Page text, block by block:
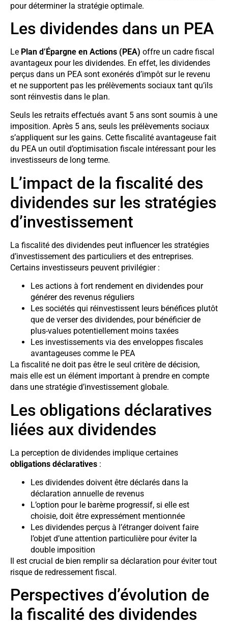
pour déterminer la stratégie optimale.
Les dividendes dans un PEA
Le Plan d’Épargne en Actions (PEA) offre un cadre fiscal
avantageux pour les dividendes. En effet, les dividendes
perçus dans un PEA sont exonérés d’impôt sur le revenu
et ne supportent pas les prélèvements sociaux tant qu’ils
sont réinvestis dans le plan.
Seuls les retraits effectués avant 5 ans sont soumis à une
imposition. Après 5 ans, seuls les prélèvements sociaux
s’appliquent sur les gains. Cette fiscalité avantageuse fait
du PEA un outil d’optimisation fiscale intéressant pour les
investisseurs de long terme.
L’impact de la fiscalité des
dividendes sur les stratégies
d’investissement
La fiscalité des dividendes peut influencer les stratégies
d’investissement des particuliers et des entreprises.
Certains investisseurs peuvent privilégier :
Les actions à fort rendement en dividendes pour
générer des revenus réguliers
Les sociétés qui réinvestissent leurs bénéfices plutôt
que de verser des dividendes, pour bénéficier de
plus-values potentiellement moins taxées
Les investissements via des enveloppes fiscales
avantageuses comme le PEA
La fiscalité ne doit pas être le seul critère de décision,
mais elle est un élément important à prendre en compte
dans une stratégie d’investissement globale.
Les obligations déclaratives
liées aux dividendes
La perception de dividendes implique certaines
obligations déclaratives :
Les dividendes doivent être déclarés dans la
déclaration annuelle de revenus
L’option pour le barème progressif, si elle est
choisie, doit être expressément mentionnée
Les dividendes perçus à l’étranger doivent faire
l’objet d’une attention particulière pour éviter la
double imposition
Il est crucial de bien remplir sa déclaration pour éviter tout
risque de redressement fiscal.
Perspectives d’évolution de
la fiscalité des dividendes